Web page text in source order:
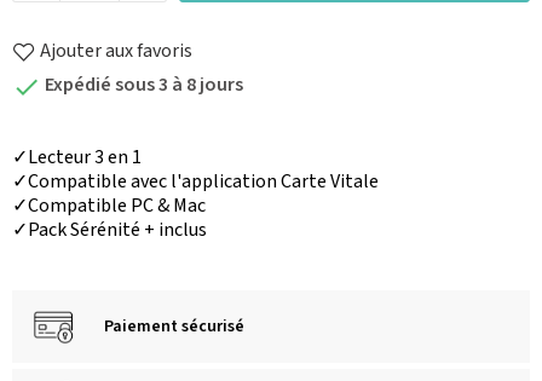
Ajouter aux favoris
 Expédié sous 3 à 8 jours
✓Lecteur 3 en 1
✓Compatible avec l'application Carte Vitale
✓Compatible PC & Mac
✓Pack Sérénité + inclus
Paiement sécurisé